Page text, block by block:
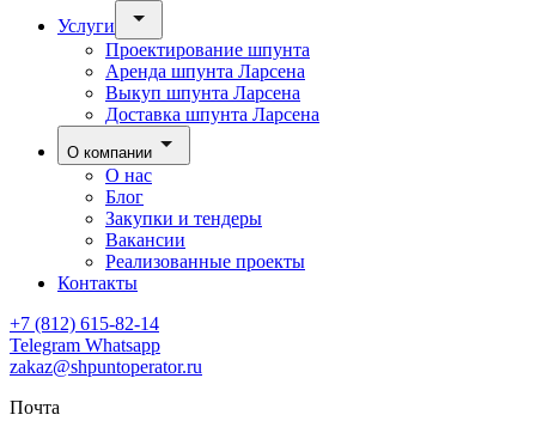
Услуги
Проектирование шпунта
Аренда шпунта Ларсена
Выкуп шпунта Ларсена
Доставка шпунта Ларсена
О компании
О нас
Блог
Закупки и тендеры
Вакансии
Реализованные проекты
Контакты
+7 (812) 615-82-14
Telegram Whatsapp
zakaz@shpuntoperator.ru
Почта